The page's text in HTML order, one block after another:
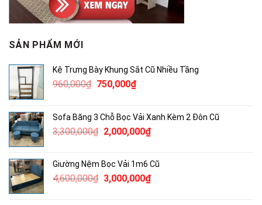
SẢN PHẨM MỚI
Kệ Trưng Bày Khung Sắt Cũ Nhiều Tầng
960,000₫ Giá
960,000₫.
750,000₫Giá
là:
750,000₫.
Sofa Băng 3 Chỗ Bọc Vải Xanh Kèm 2 Đôn Cũ
3,300,000₫ Giá
3,300,000₫.
2,000,000₫Giá
là:
2,000,000₫.
Giường Nệm Bọc Vải 1m6 Cũ
4,600,000₫ Giá
3,000,000₫Giá